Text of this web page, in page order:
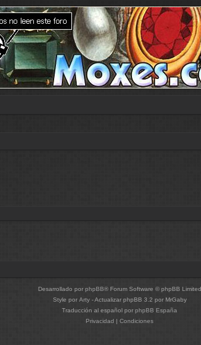
Desarrollado por phpBB® Forum Software © phpBB Limited
Style por Arty- Actualizar phpBB 3.2 por MrGaby
Traducción al español por phpBB España
Privacidad
Condiciones